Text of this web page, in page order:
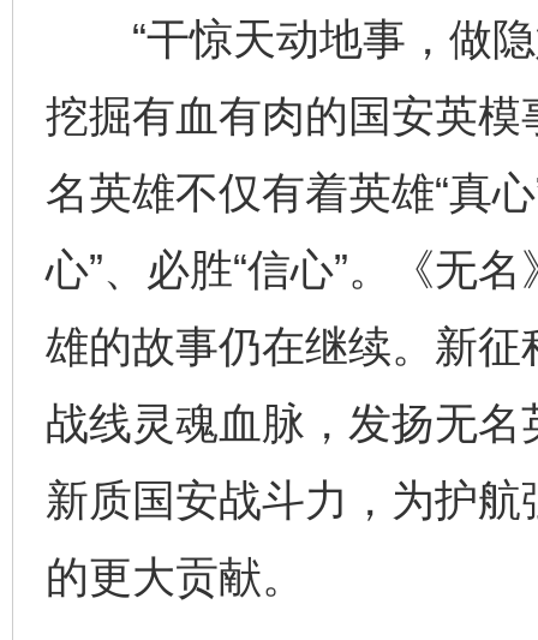
“干惊天动地事，做隐
挖掘有血有肉的国安英
名英雄不仅有着英雄“真
心”、必胜“信心”。《无
雄的故事仍在继续。新
战线灵魂血脉，发扬无
新质国安战斗力，为护
的更大贡献。